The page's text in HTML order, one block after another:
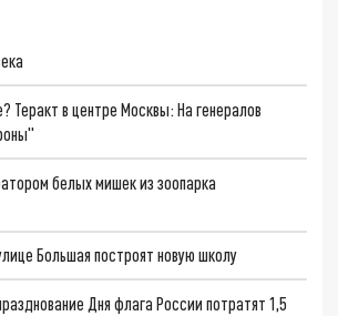
Теракт в центре Москвы: На генералов
белых мишек из зоопарка
Большая построят новую школу
Дня флага России потратят 1,5